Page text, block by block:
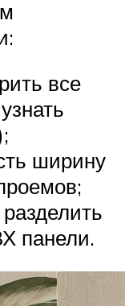
все
ширину
панели.